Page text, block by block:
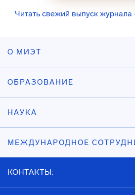
Читать свежий выпуск
О МИЭТ
ОБРАЗОВАНИЕ
НАУКА
МЕЖДУНАРОДНОЕ
КОНТАКТЫ: